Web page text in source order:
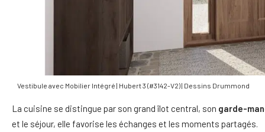
Vestibule avec Mobilier Intégré | Hubert 3 (#3142-V2) | Dessins Drummond
La cuisine se distingue par son grand îlot central, son garde-
et le séjour, elle favorise les échanges et les moments partagés.